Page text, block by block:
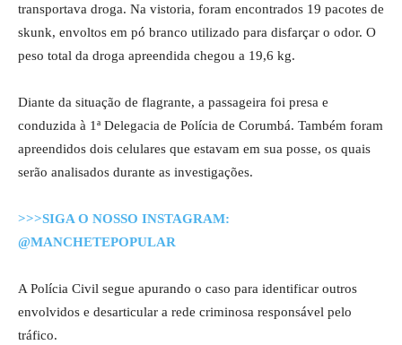
transportava droga. Na vistoria, foram encontrados 19 pacotes de
skunk, envoltos em pó branco utilizado para disfarçar o odor. O
peso total da droga apreendida chegou a 19,6 kg.
Diante da situação de flagrante, a passageira foi presa e
conduzida à 1ª Delegacia de Polícia de Corumbá. Também foram
apreendidos dois celulares que estavam em sua posse, os quais
serão analisados durante as investigações.
>>>SIGA O NOSSO INSTAGRAM:
@MANCHETEPOPULAR
A Polícia Civil segue apurando o caso para identificar outros
envolvidos e desarticular a rede criminosa responsável pelo
tráfico.